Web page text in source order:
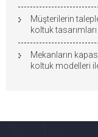
Müşterilerin
koltuk
Mekanların
koltuk modelleri